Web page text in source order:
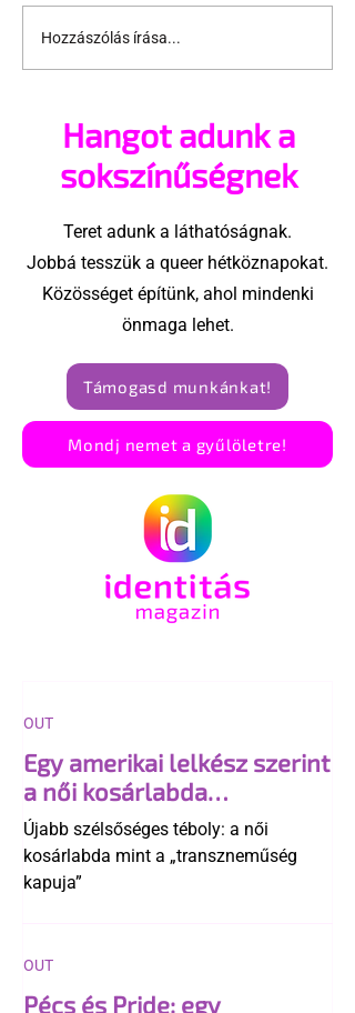
„AIDS-tagadók
voltunk, aztán
Hozzászólás írása...
Hangot adunk a
sokszínűségnek
Teret adunk a láthatóságnak.
Jobbá tesszük a queer hétköznapokat.
Közösséget építünk, ahol mindenki
önmaga lehet.
Támogasd munkánkat!
Mondj nemet a gyűlöletre!
Egy amerikai lelkész szerint
a női kosárlabda
transzneműséghez vezet
Újabb szélsőséges téboly: a női
kosárlabda mint a „transzneműség
kapuja”
OUT
Pécs és Pride: egy
OUT